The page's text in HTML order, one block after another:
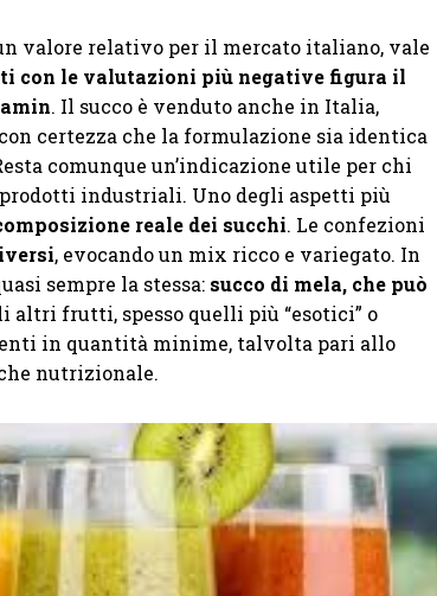
valore relativo per il mercato italiano, vale
con le valutazioni più negative figura il
. Il succo è venduto anche in Italia,
certezza che la formulazione sia identica
comunque un’indicazione utile per chi
industriali. Uno degli aspetti più
reale dei succhi. Le confezioni
, evocando un mix ricco e variegato. In
sempre la stessa: succo di mela, che può
altri frutti, spesso quelli più “esotici” o
in quantità minime, talvolta pari allo
nutrizionale.